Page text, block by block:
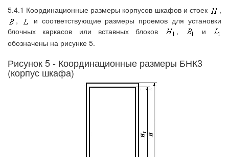
5.4.1 Координационные размеры корпусов шкафов и стоек
,
,
и соответствующие размеры проемов для установки
блочных каркасов или вставных блоков
,
и
обозначены на рисунке 5.
Рисунок 5 - Координационные размеры БНК3
(корпус шкафа)